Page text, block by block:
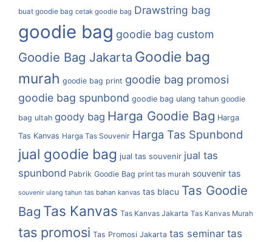
buat goodie bag cetak goodie bag Drawstring bag
goodie bag goodie bag custom
Goodie Bag Jakarta Goodie bag
murah goodie bag print goodie bag promosi
goodie bag spunbond goodie bag ulang tahun goodie
bag ultah goody bag Harga Goodie Bag Harga
Tas Kanvas Harga Tas Souvenir Harga Tas Spunbond
jual goodie bag jual tas souvenir jual tas
spunbond Pabrik Goodie Bag print tas murah souvenir tas
souvenir ulang tahun tas bahan kanvas tas blacu Tas Goodie
Bag Tas Kanvas Tas Kanvas Jakarta Tas Kanvas Murah
tas promosi Tas Promosi Jakarta tas seminar tas